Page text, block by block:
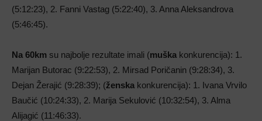
(5:12:23), 2. Fanni Vastag (5:22:40), 3. Anna Aleksandrova
(5:46:45).
Na 60km su najbolje rezultate imali (muška konkurencija): 1.
Marijan Butorac (9:22:53), 2. Mirsad Poričanin (9:28:34), 3.
Dejan Žerajić (9:28:39); (ženska konkurencija): 1. Ivana Vrvilo
Baučić (10:24:33), 2. Marija Sekulović (10:32:54), 3. Alma
Alijagić (11:46:33).